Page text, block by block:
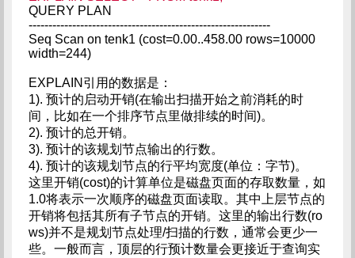
QUERY PLAN
-------------------------------------------------------------
Seq Scan on tenk1 (cost=0.00..458.00 rows=10000
width=244)
EXPLAIN引用的数据是：
1). 预计的启动开销(在输出扫描开始之前消耗的时
间，比如在一个排序节点里做排续的时间)。
2). 预计的总开销。
3). 预计的该规划节点输出的行数。
4). 预计的该规划节点的行平均宽度(单位：字节)。
这里开销(cost)的计算单位是磁盘页面的存取数量，如
1.0将表示一次顺序的磁盘页面读取。其中上层节点的
开销将包括其所有子节点的开销。这里的输出行数(ro
ws)并不是规划节点处理/扫描的行数，通常会更少一
些。一般而言，顶层的行预计数量会更接近于查询实